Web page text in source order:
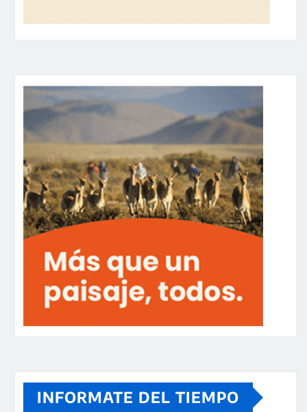
INFORMATE DEL TIEMPO